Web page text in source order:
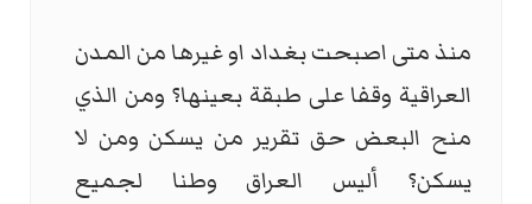
منذ متى اصبحت بغداد او غيرها من المدن
العراقية وقفا على طبقة بعينها؟ ومن الذي
منح البعض حق تقرير من يسكن ومن لا
يسكن؟ أليس العراق وطنا لجميع